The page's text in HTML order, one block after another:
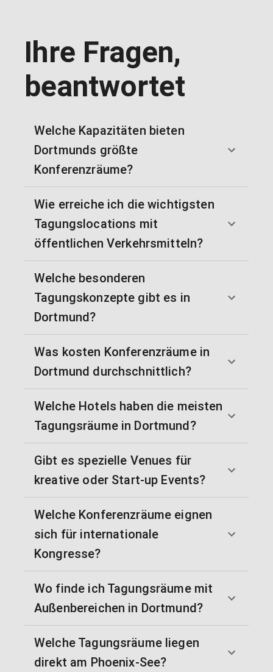
Ihre Fragen,
beantwortet
Welche Kapazitäten bieten
Dortmunds größte
Konferenzräume?
Wie erreiche ich die wichtigsten
Tagungslocations mit
öffentlichen Verkehrsmitteln?
Welche besonderen
Tagungskonzepte gibt es in
Dortmund?
Was kosten Konferenzräume in
Dortmund durchschnittlich?
Welche Hotels haben die meisten
Tagungsräume in Dortmund?
Gibt es spezielle Venues für
kreative oder Start-up Events?
Welche Konferenzräume eignen
sich für internationale
Kongresse?
Wo finde ich Tagungsräume mit
Außenbereichen in Dortmund?
Welche Tagungsräume liegen
direkt am Phoenix-See?